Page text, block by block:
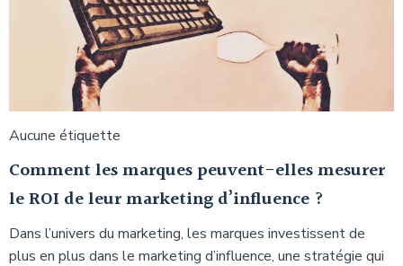
Aucune étiquette
Comment les marques peuvent-elles mesurer
le ROI de leur marketing d’influence ?
Dans l’univers du marketing, les marques investissent de
plus en plus dans le marketing d’influence, une stratégie qui